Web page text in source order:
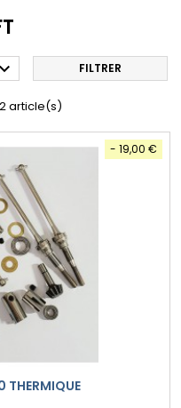
 FILTRER
article(s)
- 19,00 €
THERMIQUE